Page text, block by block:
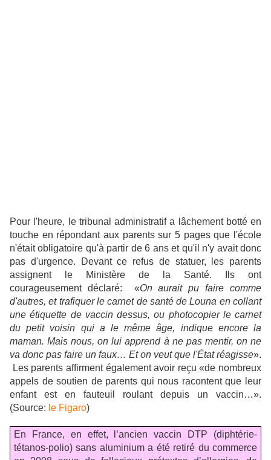
Pour l'heure, le tribunal administratif a lâchement botté en
touche en répondant aux parents sur 5 pages que l'école
n'était obligatoire qu'à partir de 6 ans et qu'il n'y avait donc
pas d'urgence. Devant ce refus de statuer, les parents
assignent le Ministère de la Santé. Ils ont
courageusement déclaré: «On aurait pu faire comme
d'autres, et trafiquer le carnet de santé de Louna en collant
une étiquette de vaccin dessus, ou photocopier le carnet
du petit voisin qui a le même âge, indique encore la
maman. Mais nous, on lui apprend à ne pas mentir, on ne
va donc pas faire un faux… Et on veut que l'État réagisse».
Les parents affirment également avoir reçu «de nombreux
appels de soutien de parents qui nous racontent que leur
enfant est en fauteuil roulant depuis un vaccin…».
(Source: le Figaro)
En France, en effet, l’ancien vaccin DTP (diphtérie-
tétanos-polio) sans aluminium a été retiré du commerce